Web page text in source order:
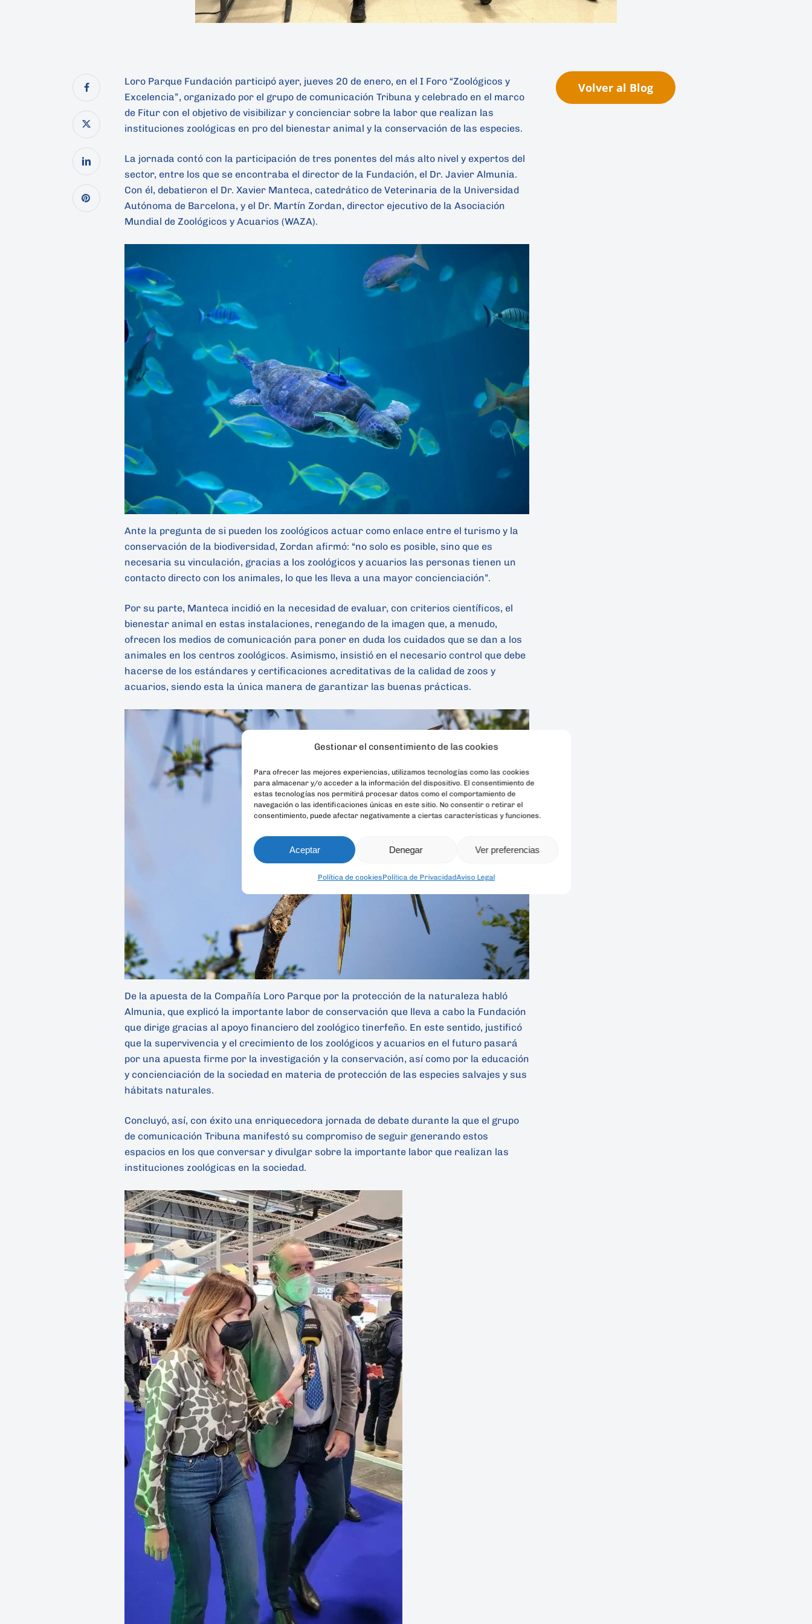
Gestionar el consentimiento de las cookies
Para ofrecer las mejores experiencias, utilizamos tecnologías como las cookies
para almacenar y/o acceder a la información del dispositivo. El consentimiento de
estas tecnologías nos permitirá procesar datos como el comportamiento de
navegación o las identificaciones únicas en este sitio. No consentir o retirar el
consentimiento, puede afectar negativamente a ciertas características y funciones.
Aceptar Denegar Ver preferencias
Política de cookiesPolítica de PrivacidadAviso Legal
Loro Parque Fundación participó ayer, jueves 20 de enero, en el I Foro “Zoológicos y
Excelencia”, organizado por el grupo de comunicación Tribuna y celebrado en el marco
de Fitur con el objetivo de visibilizar y concienciar sobre la labor que realizan las
instituciones zoológicas en pro del bienestar animal y la conservación de las especies.
La jornada contó con la participación de tres ponentes del más alto nivel y expertos del
sector, entre los que se encontraba el director de la Fundación, el Dr. Javier Almunia.
Con él, debatieron el Dr. Xavier Manteca, catedrático de Veterinaria de la Universidad
Autónoma de Barcelona, y el Dr. Martín Zordan, director ejecutivo de la Asociación
Mundial de Zoológicos y Acuarios (WAZA).
Ante la pregunta de si pueden los zoológicos actuar como enlace entre el turismo y la
conservación de la biodiversidad, Zordan afirmó: “no solo es posible, sino que es
necesaria su vinculación, gracias a los zoológicos y acuarios las personas tienen un
contacto directo con los animales, lo que les lleva a una mayor concienciación”.
Por su parte, Manteca incidió en la necesidad de evaluar, con criterios científicos, el
bienestar animal en estas instalaciones, renegando de la imagen que, a menudo,
ofrecen los medios de comunicación para poner en duda los cuidados que se dan a los
animales en los centros zoológicos. Asimismo, insistió en el necesario control que debe
hacerse de los estándares y certificaciones acreditativas de la calidad de zoos y
acuarios, siendo esta la única manera de garantizar las buenas prácticas.
De la apuesta de la Compañía Loro Parque por la protección de la naturaleza habló
Almunia, que explicó la importante labor de conservación que lleva a cabo la Fundación
que dirige gracias al apoyo financiero del zoológico tinerfeño. En este sentido, justificó
que la supervivencia y el crecimiento de los zoológicos y acuarios en el futuro pasará
por una apuesta firme por la investigación y la conservación, así como por la educación
y concienciación de la sociedad en materia de protección de las especies salvajes y sus
hábitats naturales.
Concluyó, así, con éxito una enriquecedora jornada de debate durante la que el grupo
de comunicación Tribuna manifestó su compromiso de seguir generando estos
espacios en los que conversar y divulgar sobre la importante labor que realizan las
instituciones zoológicas en la sociedad.
Volver al Blog